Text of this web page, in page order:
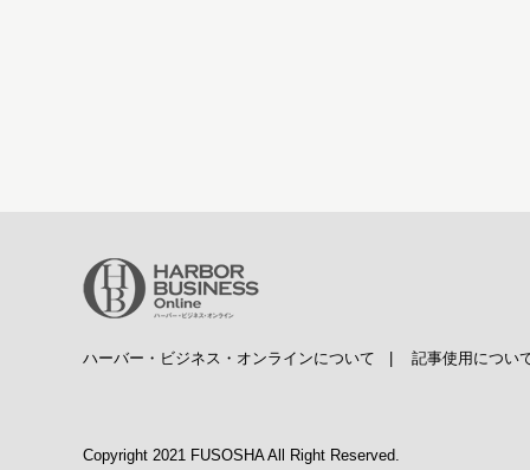
ハーバー・ビジネス・オンラインについて 記事使用につい
Copyright 2021 FUSOSHA All Right Reserved.